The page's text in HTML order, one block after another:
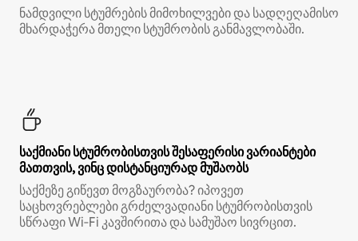
ნამდვილი სტუმრების მიმოხილვები და სადღეღამისო
მხარდაჭერა მთელი სტუმრობის განმავლობაში.
საქმიანი სტუმრობისთვის შესაფერისი ვარიანტები
მათთვის, ვინც დისტანციურად მუშაობს
საქმეზე გიწევთ მოგზაურობა? იპოვეთ
საცხოვრებლები გრძელვადიანი სტუმრობისთვის
სწრაფი Wi‑Fi კავშირითა და სამუშაო სივრცით.